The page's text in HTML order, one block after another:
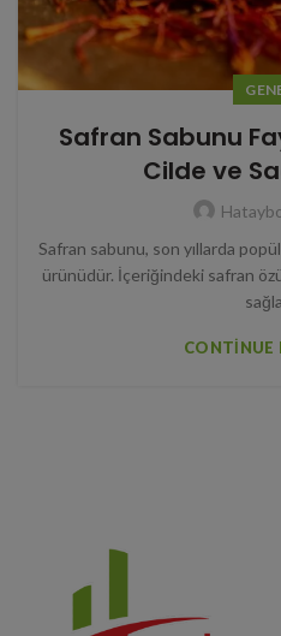
Safran Sabunu
Cilde ve
Safran sabunu, son yıllarda
ürünüdür. İçeriğindeki safran
CONTINUE